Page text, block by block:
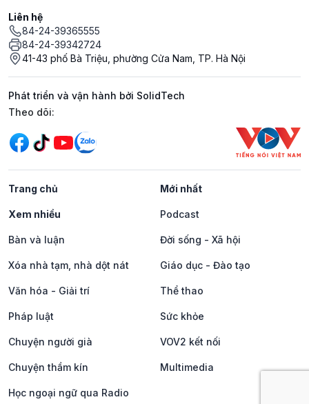
Liên hệ
84-24-39365555
84-24-39342724
41-43 phố Bà Triệu, phường Cửa Nam, TP. Hà Nội
Phát triển và vận hành bởi SolidTech
Mạng xã hội
Theo dõi:
Trang chủ Mới nhất
Xem nhiều Podcast
Bàn và luận Đời sống - Xã hội
Xóa nhà tạm, nhà dột nát Giáo dục - Đào tạo
Văn hóa - Giải trí Thể thao
Pháp luật Sức khỏe
Chuyện người già VOV2 kết nối
Chuyện thầm kín Multimedia
Học ngoại ngữ qua Radio